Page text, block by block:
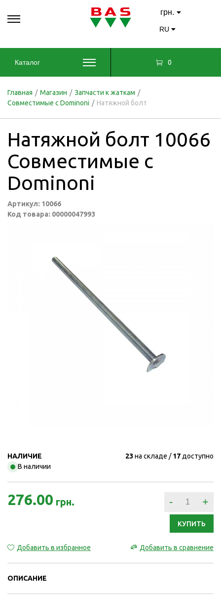
грн.
RU
Каталог 0
Главная / Магазин / Запчасти к жаткам /
Совместимые с Dominoni / Натяжной болт
Натяжной болт 10066
Совместимые с
Dominoni
Артикул: 10066
Код товара: 00000047993
НАЛИЧИЕ
В наличии
23 на складе 17 доступно
276.00 грн. - +
КУПИТЬ
Добавить в избранное Добавить в сравнение
ОПИСАНИЕ